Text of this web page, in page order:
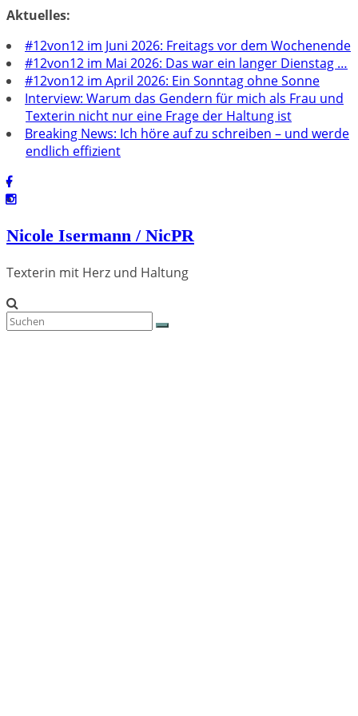
Zum
springen
Aktuelles:
#12von12 im Juni 2026: Freitags vor dem Wochenende
#12von12 im Mai 2026: Das war ein langer Dienstag …
#12von12 im April 2026: Ein Sonntag ohne Sonne
Interview: Warum das Gendern für mich als Frau und
Texterin nicht nur eine Frage der Haltung ist
Breaking News: Ich höre auf zu schreiben – und werde
endlich effizient
Nicole Isermann / NicPR
Texterin mit Herz und Haltung